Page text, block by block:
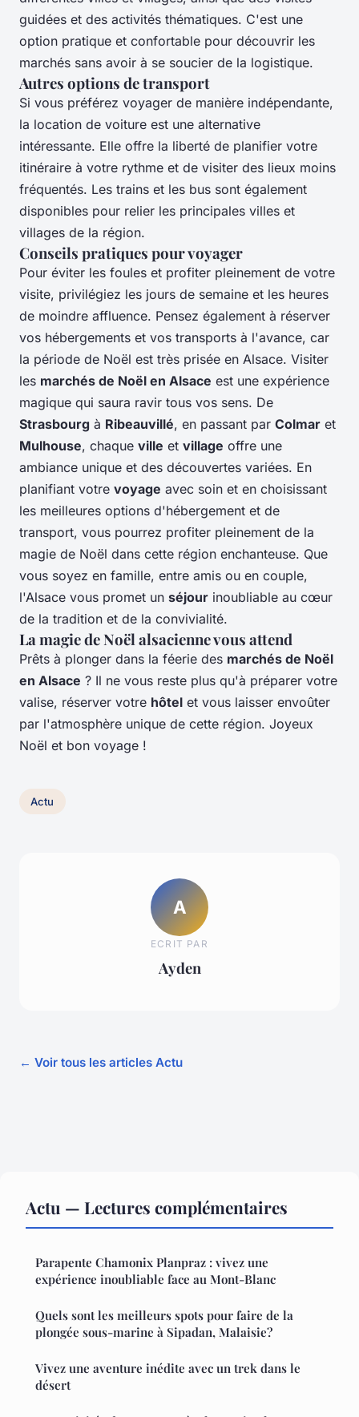
guidées et des activités thématiques. C'est une
option pratique et confortable pour découvrir les
marchés sans avoir à se soucier de la logistique.
Autres options de transport
Si vous préférez voyager de manière indépendante,
la location de voiture est une alternative
intéressante. Elle offre la liberté de planifier votre
itinéraire à votre rythme et de visiter des lieux moins
fréquentés. Les trains et les bus sont également
disponibles pour relier les principales villes et
villages de la région.
Conseils pratiques pour voyager
Pour éviter les foules et profiter pleinement de votre
visite, privilégiez les jours de semaine et les heures
de moindre affluence. Pensez également à réserver
vos hébergements et vos transports à l'avance, car
la période de Noël est très prisée en Alsace. Visiter
les marchés de Noël en Alsace est une expérience
magique qui saura ravir tous vos sens. De
Strasbourg à Ribeauvillé, en passant par Colmar et
Mulhouse, chaque ville et village offre une
ambiance unique et des découvertes variées. En
planifiant votre voyage avec soin et en choisissant
les meilleures options d'hébergement et de
transport, vous pourrez profiter pleinement de la
magie de Noël dans cette région enchanteuse. Que
vous soyez en famille, entre amis ou en couple,
l'Alsace vous promet un séjour inoubliable au cœur
de la tradition et de la convivialité.
La magie de Noël alsacienne vous attend
Prêts à plonger dans la féerie des marchés de Noël
en Alsace ? Il ne vous reste plus qu'à préparer votre
valise, réserver votre hôtel et vous laisser envoûter
par l'atmosphère unique de cette région. Joyeux
Noël et bon voyage !
Actu
A
ECRIT PAR
Ayden
← Voir tous les articles Actu
Actu — Lectures complémentaires
Parapente Chamonix Planpraz : vivez une
expérience inoubliable face au Mont-Blanc
Quels sont les meilleurs spots pour faire de la
plongée sous-marine à Sipadan, Malaisie?
Vivez une aventure inédite avec un trek dans le
désert